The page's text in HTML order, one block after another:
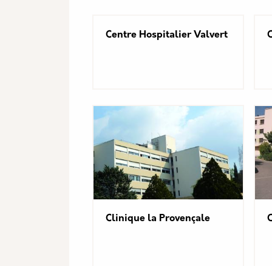
Centre Hospitalier Valvert
Clinique la Provençale